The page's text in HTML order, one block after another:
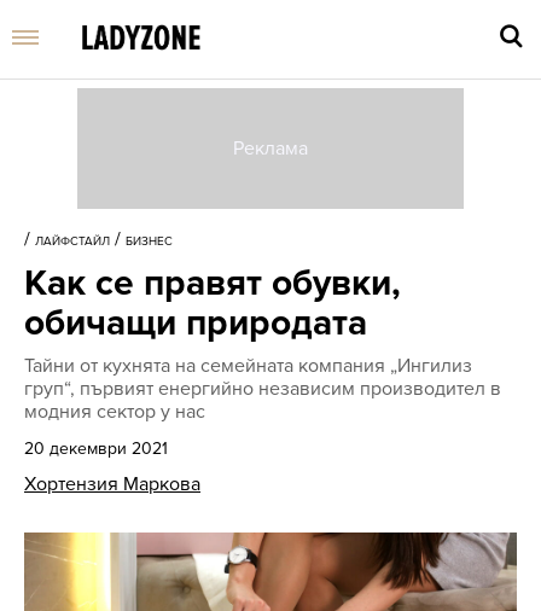
/ ЛАЙФСТАЙЛ / БИЗНЕС
Как се правят обувки,
обичащи природата
Тайни от кухнята на семейната компания „Ингилиз
груп“, първият енергийно независим производител в
модния сектор у нас
20 декември 2021
Хортензия Маркова